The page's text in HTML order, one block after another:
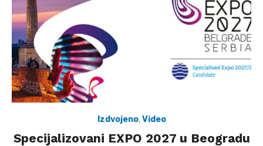
Izdvojeno,Video
Specijalizovani EXPO 2027 u Beogradu